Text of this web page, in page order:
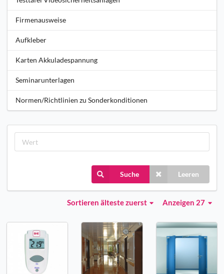
Firmenausweise
Aufkleber
Karten Akkuladespannung
Seminarunterlagen
Normen/Richtlinien zu Sonderkonditionen
Suche Leeren
Anzeigen 27
Sortieren älteste zuerst